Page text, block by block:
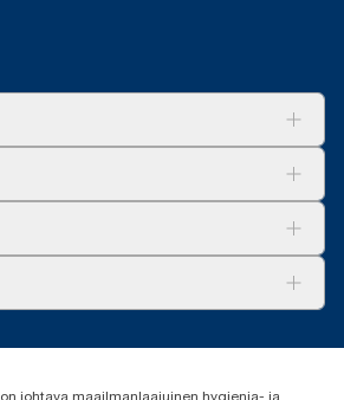
johtava maailmanlaajuinen hygienia- ja